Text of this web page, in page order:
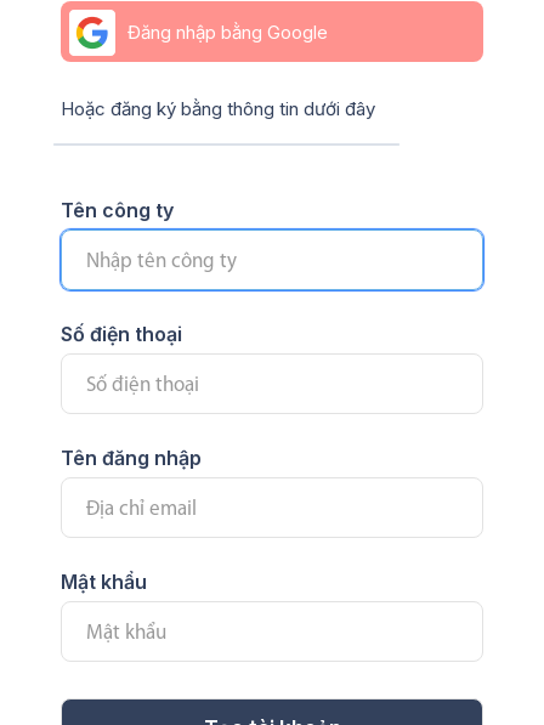
Đăng nhập bằng Google
Hoặc đăng ký bằng thông tin dưới đây
Tên công ty
Số điện thoại
Tên đăng nhập
Mật khẩu